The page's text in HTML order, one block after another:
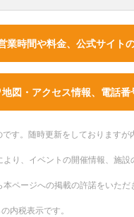
業時間や料金、公式サイト
地図・アクセス情報、電話番
す。随時更新をしております
り、イベントの開催情報、施
ページへの掲載の許諾をいた
内税表示です。